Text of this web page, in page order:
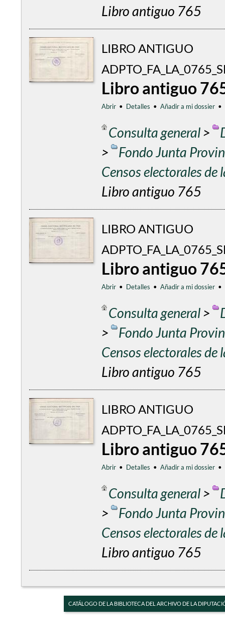
Libro antiguo 765
LIBRO ANTIGUO
Libro antiguo
Abrir • Detalles • Añadir a mi dossier •
Consulta general>
>
Fondo Junta
Censos electorales
Libro antiguo 765
LIBRO ANTIGUO
Libro antiguo
Abrir • Detalles • Añadir a mi dossier •
Consulta general>
>
Fondo Junta
Censos electorales
Libro antiguo 765
LIBRO ANTIGUO
Libro antiguo
Abrir • Detalles • Añadir a mi dossier •
Consulta general>
>
Fondo Junta
Censos electorales
Libro antiguo 765
CATÁLOGO DE LA BIBLIOTECA DEL ARCHIVO DE LA